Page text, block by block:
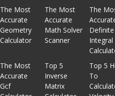
The Most
Accurate
Geometry
Calculator
The Most
Accurate
Math Solver
Scanner
The
Definite
Integral
The Most
Accurate
Gcf
Top 5
Inverse
Matrix
Top 5
To